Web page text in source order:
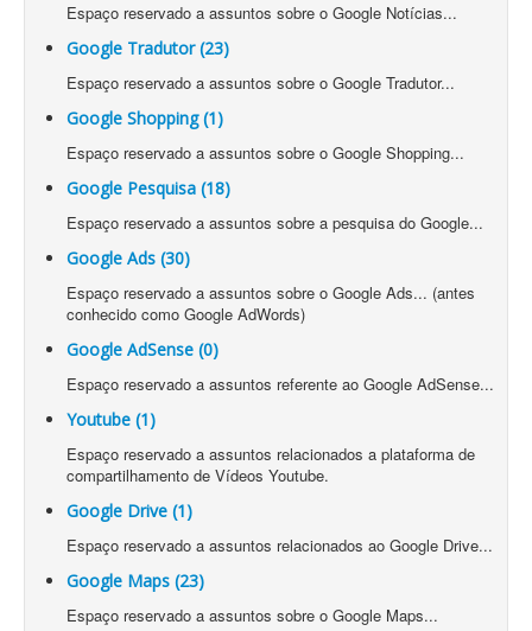
Espaço reservado a assuntos sobre o Google Notícias...
Google Tradutor (23)
Espaço reservado a assuntos sobre o Google Tradutor...
Google Shopping (1)
Espaço reservado a assuntos sobre o Google Shopping...
Google Pesquisa (18)
Espaço reservado a assuntos sobre a pesquisa do Google...
Google Ads (30)
Espaço reservado a assuntos sobre o Google Ads... (antes
conhecido como Google AdWords)
Google AdSense (0)
Espaço reservado a assuntos referente ao Google AdSense...
Youtube (1)
Espaço reservado a assuntos relacionados a plataforma de
compartilhamento de Vídeos Youtube.
Google Drive (1)
Espaço reservado a assuntos relacionados ao Google Drive...
Google Maps (23)
Espaço reservado a assuntos sobre o Google Maps...